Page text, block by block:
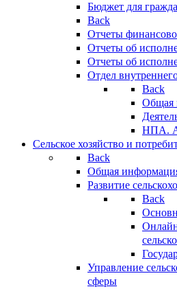
Бюджет для
Back
Отчеты
Отчеты об
Отчеты об
Отдел
Back
Общая
НПА.
Сельское хозяйство и
Back
Общая
Развитие
Back
Управление
сферы